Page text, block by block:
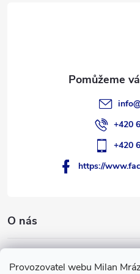
Provozovatel webu Milan
O nás
info
+420
+420
https://